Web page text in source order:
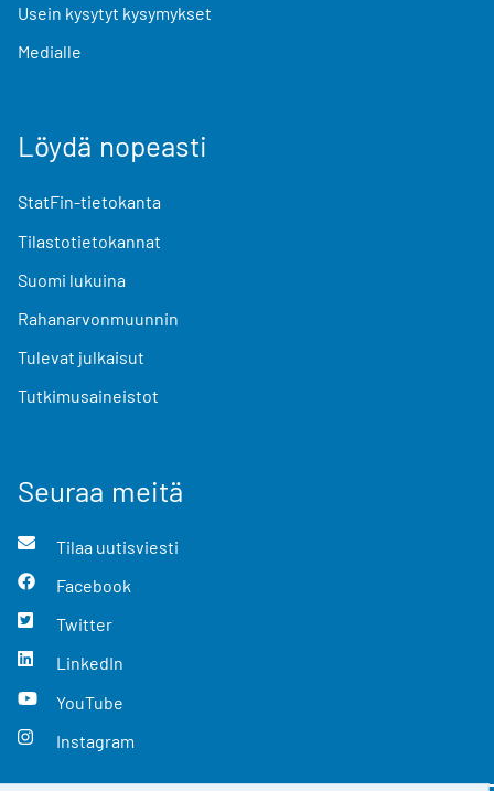
Usein kysytyt kysymykset
Medialle
Löydä nopeasti
StatFin-tietokanta
Tilastotietokannat
Suomi lukuina
Rahanarvonmuunnin
Tulevat julkaisut
Tutkimusaineistot
Seuraa meitä
Tilaa uutisviesti
Facebook
Twitter
LinkedIn
YouTube
Instagram